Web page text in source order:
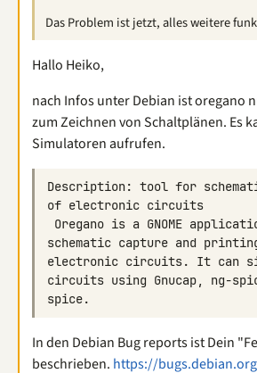
Das Problem ist jetzt, alles weitere
Hallo Heiko,
nach Infos unter Debian ist oregano
zum Zeichnen von Schaltplänen. Es
Simulatoren aufrufen.
Description: tool for
schematic capture and
electronic circuits. It can
circuits using Gnucap, ng-
In den Debian Bug reports ist Dein
beschrieben. https://